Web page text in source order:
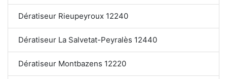
Dératiseur Rieupeyroux 12240
Dératiseur La Salvetat-Peyralès 12440
Dératiseur Montbazens 12220